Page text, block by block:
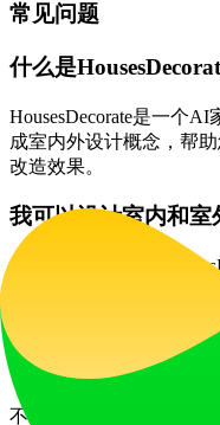
常见问题
什么是
HousesDecorate是一个
成室内外设计概念，帮
改造效果。
我可以设计室内和室
是的，完全可以。
统一的平台内覆盖室内
我需要专业设计经验
不，您不需要。该平台